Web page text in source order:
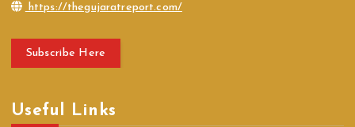
https://thegujaratreport.com/
Subscribe Here
Useful Links